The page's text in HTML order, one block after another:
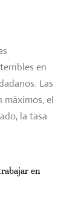
en
Las
máximos, el
la tasa
en